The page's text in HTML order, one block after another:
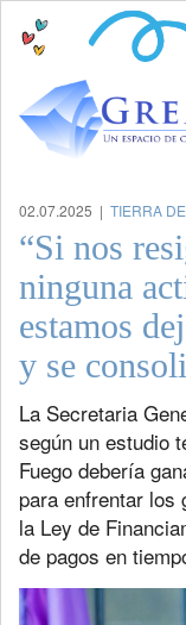
02.07.2025 | TIERRA
“Si nos
ninguna
estamos
y se
La Secretaria
según un estudio
Fuego debería
para enfrentar los
la Ley de
de pagos en
Previous